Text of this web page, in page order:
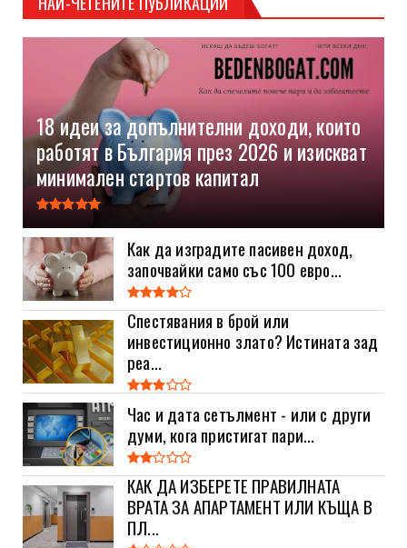
18 идеи за допълнителни доходи, които
работят в България през 2026 и изискват
минимален стартов капитал
Как да изградите пасивен доход,
започвайки само със 100 евро...
Спестявания в брой или
инвестиционно злато? Истината зад
реа...
Час и дата сетълмент - или с други
думи, кога пристигат пари...
КАК ДА ИЗБЕРЕТЕ ПРАВИЛНАТА
ВРАТА ЗА АПАРТАМЕНТ ИЛИ КЪЩА В
ПЛ...